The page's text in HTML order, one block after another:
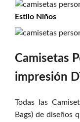
Estilo Niños
Camisetas
impresión
Todas las
Bags) de diseños